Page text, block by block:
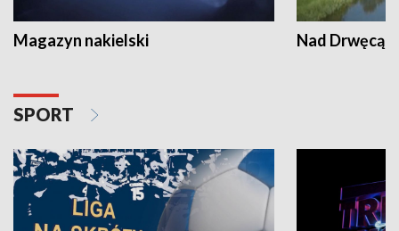
Magazyn nakielski Nad Drwęcą
SPORT